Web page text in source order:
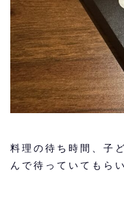
料理の待ち時間、子
んで待っていてもら